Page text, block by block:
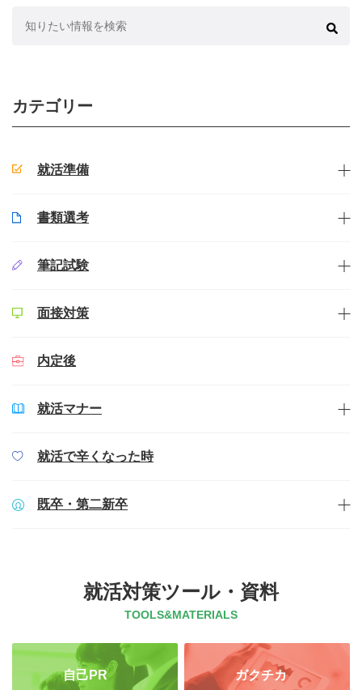
カテゴリー
就活準備
書類選考
筆記試験
面接対策
内定後
就活マナー
就活で辛くなった時
既卒・第二新卒
就活対策ツール・資料
TOOLS&MATERIALS
自己PR
ガクチカ